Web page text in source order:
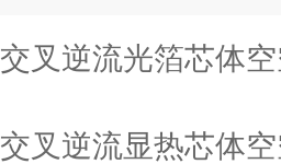
交叉逆流光箔芯体
交叉逆流显热芯体